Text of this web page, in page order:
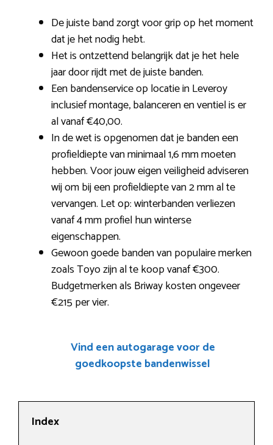
De juiste band zorgt voor grip op het moment
dat je het nodig hebt.
Het is ontzettend belangrijk dat je het hele
jaar door rijdt met de juiste banden.
Een bandenservice op locatie in Leveroy
inclusief montage, balanceren en ventiel is er
al vanaf €40,00.
In de wet is opgenomen dat je banden een
profieldiepte van minimaal 1,6 mm moeten
hebben. Voor jouw eigen veiligheid adviseren
wij om bij een profieldiepte van 2 mm al te
vervangen. Let op: winterbanden verliezen
vanaf 4 mm profiel hun winterse
eigenschappen.
Gewoon goede banden van populaire merken
zoals Toyo zijn al te koop vanaf €300.
Budgetmerken als Briway kosten ongeveer
€215 per vier.
Vind een autogarage voor de
goedkoopste bandenwissel
Index